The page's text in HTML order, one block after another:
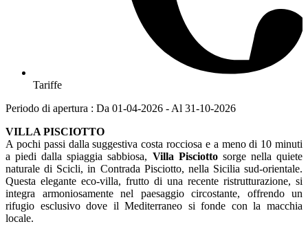
Tariffe
Periodo di apertura : Da 01-04-2026 - Al 31-10-2026
VILLA PISCIOTTO
A pochi passi dalla suggestiva costa rocciosa e a meno di 10 minuti
a piedi dalla spiaggia sabbiosa, Villa Pisciottosorge nella quiete
naturale di Scicli, in Contrada Pisciotto, nella Sicilia sud-orientale.
Questa elegante eco-villa, frutto di una recente ristrutturazione, si
integra armoniosamente nel paesaggio circostante, offrendo un
rifugio esclusivo dove il Mediterraneo si fonde con la macchia
locale.